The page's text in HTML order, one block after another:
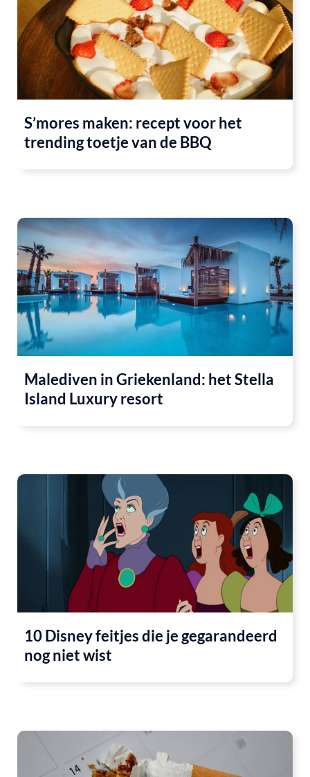
S’mores maken: recept voor het
trending toetje van de BBQ
Malediven in Griekenland: het Stella
Island Luxury resort
10 Disney feitjes die je gegarandeerd
nog niet wist